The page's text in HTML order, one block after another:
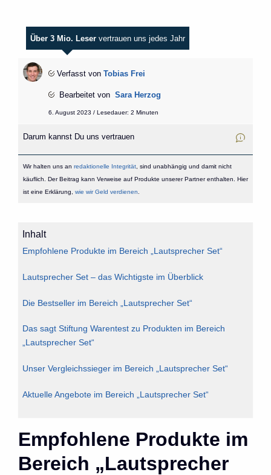
Über 3 Mio. Leser vertrauen uns jedes Jahr
Verfasst von Tobias Frei
Bearbeitet von Sara Herzog
6. August 2023 / Lesedauer: 2 Minuten
Darum kannst Du uns vertrauen
Wir halten uns an redaktionelle Integrität, sind unabhängig und damit nicht
käuflich. Der Beitrag kann Verweise auf Produkte unserer Partner enthalten. Hier
ist eine Erklärung, wie wir Geld verdienen
Inhalt
Empfohlene Produkte im Bereich „Lautsprecher Set“
Lautsprecher Set – das Wichtigste im Überblick
Die Bestseller im Bereich „Lautsprecher Set“
Das sagt Stiftung Warentest zu Produkten im Bereich
„Lautsprecher Set“
Unser Vergleichssieger im Bereich „Lautsprecher Set“
Aktuelle Angebote im Bereich „Lautsprecher Set“
Empfohlene Produkte im
Bereich „Lautsprecher